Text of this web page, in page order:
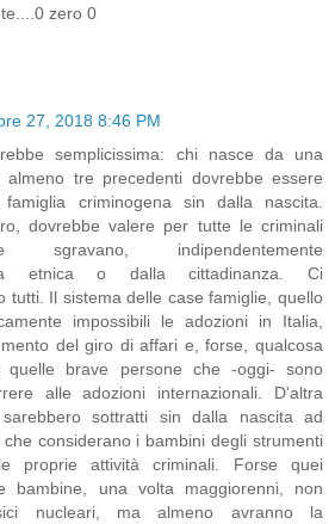
zero 0
27, 2018 8:46 PM
semplicissima: chi nasce da una
almeno tre precedenti dovrebbe essere
criminogena sin dalla nascita.
dovrebbe valere per tutte le criminali
indipendentemente
etnica o dalla cittadinanza. Ci
tutti. Il sistema delle case famiglie, quello
impossibili le adozioni in Italia,
del giro di affari e, forse, qualcosa
quelle brave persone che -oggi- sono
alle adozioni internazionali. D'altra
sottratti sin dalla nascita ad
considerano i bambini degli strumenti
proprie attività criminali. Forse quei
bambine, una volta maggiorenni, non
nucleari, ma almeno avranno la